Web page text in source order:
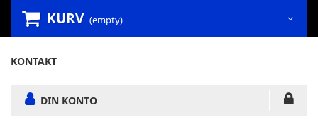
KURV (empty)
KONTAKT
DIN KONTO